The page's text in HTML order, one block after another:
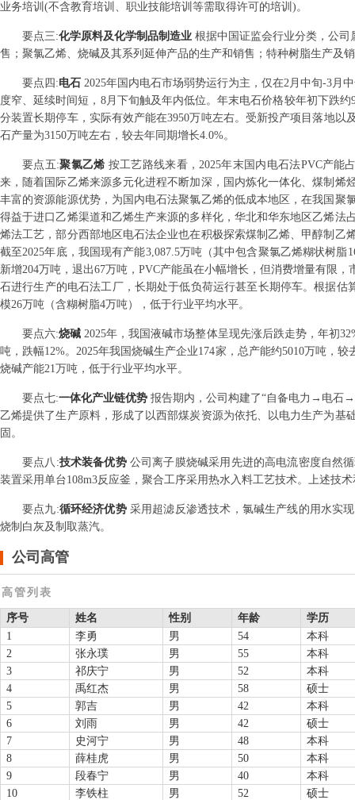
业务培训(不含教育培训、职业技能培训等需取得许可的培训)。
要点三:化学原料及化学制品制造业 根据中国证监会行业分类，公
售；聚氯乙烯、烧碱及其系列延伸产品的生产和销售；特种树脂生产及
要点 四 :电石 2025年国内电石市场弱势运行为主，仅在2月中旬-3月
度窄、延续时间短，8月下旬触及年内低位。年末电石价格较年初下跌
分装置长期停车，实际有效产能在3950万吨左右。受新投产项目落地
石产量为3150万吨左右，较去年同期增长4.0%。
要点 五:聚氯乙烯 按工艺路线来看，2025年末国内电石法PVC产能
来，随着国际乙烯来源多元化进程不断加深，国内炼化一体化、煤制
丰富的资源能源优势，为国内电石法聚氯乙烯的低成本地区，在我国
得益于进口乙烯渠道和乙烯生产来源的多样化，华北和华东地区乙烯
烯法工艺，部分西部地区电石法企业也在积极探索煤制乙烯、甲醇制
截至2025年底，我国现有产能3,087.5万吨（其中包含聚氯乙烯糊状树
新增204万吨，退出67万吨，PVC产能虽在小幅增长，但消费增量有限
石进行生产的电石法工厂，长期处于低负荷运行甚至长期停车。根据估
模26万吨（含糊树脂4万吨），低于行业平均水平。
要点六:烧碱2025年，我国液碱市场整体呈现先涨后跌走势，年初
吨，跌幅12%。2025年我国烧碱生产企业174家，总产能约5010万吨，
烧碱产能21万吨，低于行业平均水平。
要点七:一体化产业链优势 报告期内，公司构建了“自备电力→电石
乙烯提供了生产原料，形成了以西部煤炭资源为依托、以电力生产为
固。
要点 八 :技术装备优势 公司离子膜烧碱采用先进的高电流密度自然
装置采用单台108m3反应釜，聚合工序采用热水入料工艺技术。上述技
要点九:循环经济优势 采用超滤反渗透技术，氯碱生产线的用水实
烧制白灰及制取蒸汽。
公司高管
高管列表
序号 姓名 性别 年龄
学历
1
李勇 男 54
本科
2
张永璞 男 55
本科
3
祁庆宁 男 52
本科
4
禹红杰 男 58
硕士
5
郭吉 男 42
本科
6
刘雨 男 42
硕士
7
史河宁 男 48
本科
8
薛桂虎 男 50
本科
9
段春宁 男 40
本科
10
李铁柱 男 52
硕士